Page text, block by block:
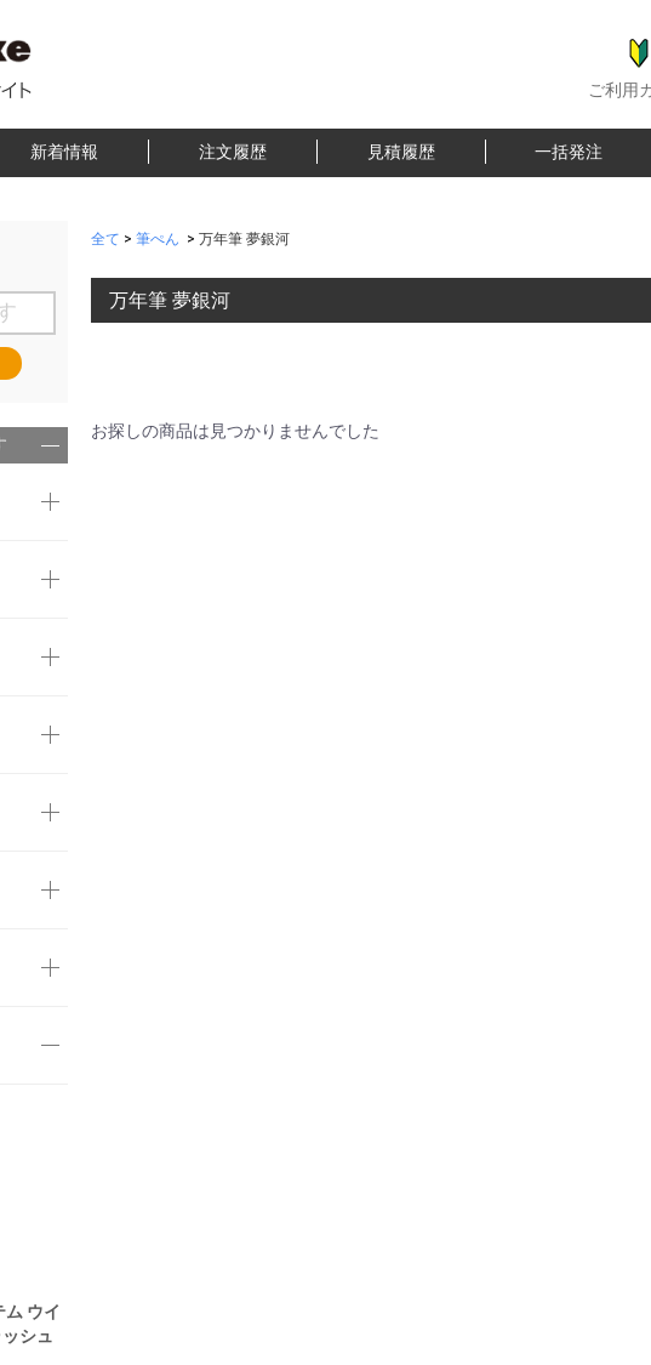
ご利用
新着情報 注文履歴 見積履歴 一括発注
ム ウイ
シュ
全て > 筆ぺん > 万年筆 夢銀河
万年筆 夢銀河
お探しの商品は見つかりませんでした